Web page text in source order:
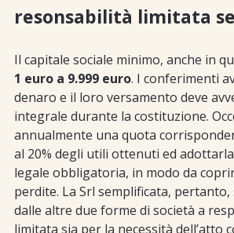
resonsabilità limitata
Il capitale sociale minimo, anche in
1 euro a 9.999 euro. I conferimenti
denaro e il loro versamento deve
integrale durante la costituzione.
annualmente una quota
al 20% degli utili ottenuti ed
legale obbligatoria, in modo da
perdite. La Srl semplificata,
dalle altre due forme di società a
limitata sia per la necessità dell’atto